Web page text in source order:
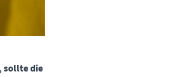
sollte die